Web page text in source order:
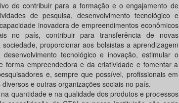
de contribuir para a formação e o engajamento de
de pesquisa, desenvolvimento tecnológico e
inovadora de empreendimentos econômicos
no país, contribuir para transferência de novas
proporcionar aos bolsistas a aprendizagem
tecnológico e inovação, estimular o
forma empreendedora e da criatividade e fomentar a
e, sempre que possível, profissionais em
e outras organizações sociais no país.
quantidade e na qualidade dos produtos e processos